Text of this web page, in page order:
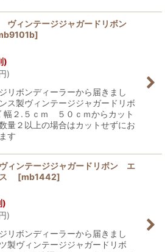
ヴィンテージジャガードリボン
]
)
)
リボンディーラーから届きまし
ス製ヴィンテージジャガードリボ
２.５ｃｍ ５０ｃｍからカット
量２以上の場合はカットせずにお
す
ィンテージジャガードリボン エ
[mb1442]
)
)
リボンディーラーから届きまし
製ヴィンテージジャガードリボ